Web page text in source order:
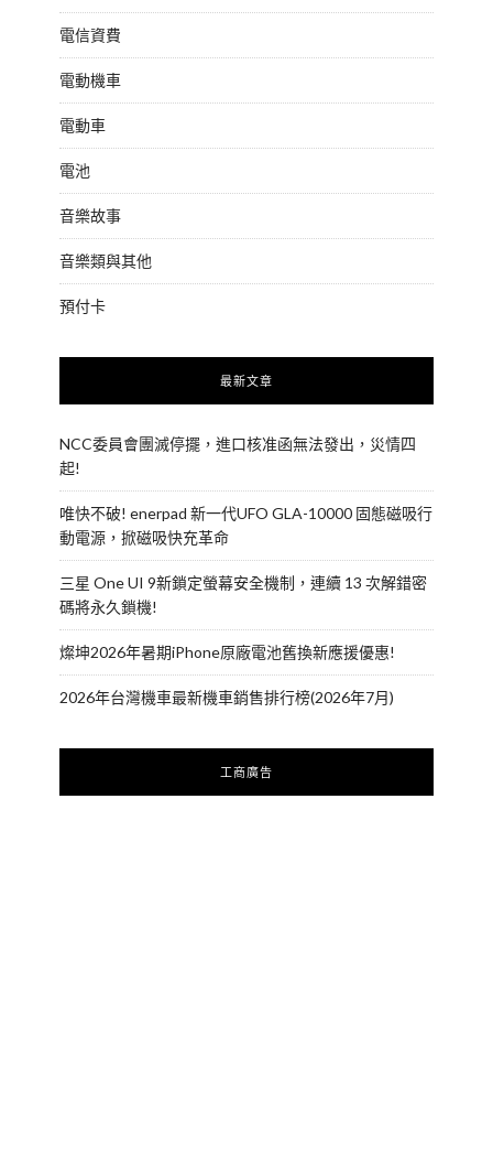
電信資費
電動機車
電動車
電池
音樂故事
音樂類與其他
預付卡
最新文章
NCC委員會團滅停擺，進口核准函無法發出，災情四
起!
唯快不破! enerpad 新一代UFO GLA-10000 固態磁吸行
動電源，掀磁吸快充革命
三星 One UI 9新鎖定螢幕安全機制，連續 13 次解錯密
碼將永久鎖機!
燦坤2026年暑期iPhone原廠電池舊換新應援優惠!
2026年台灣機車最新機車銷售排行榜(2026年7月)
工商廣告